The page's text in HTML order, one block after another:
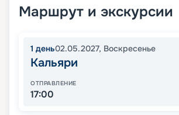
Маршрут и экскурсии
1 день02.05.2027, Воскресенье
Кальяри
ОТПРАВЛЕНИЕ
17:00